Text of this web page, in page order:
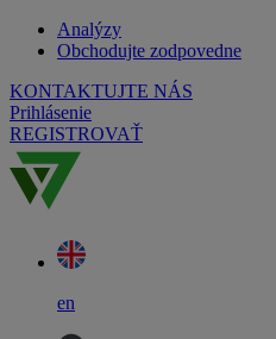
Analýzy
Obchodujte zodpovedne
KONTAKTUJTE NÁS
Prihlásenie
REGISTROVAŤ
en